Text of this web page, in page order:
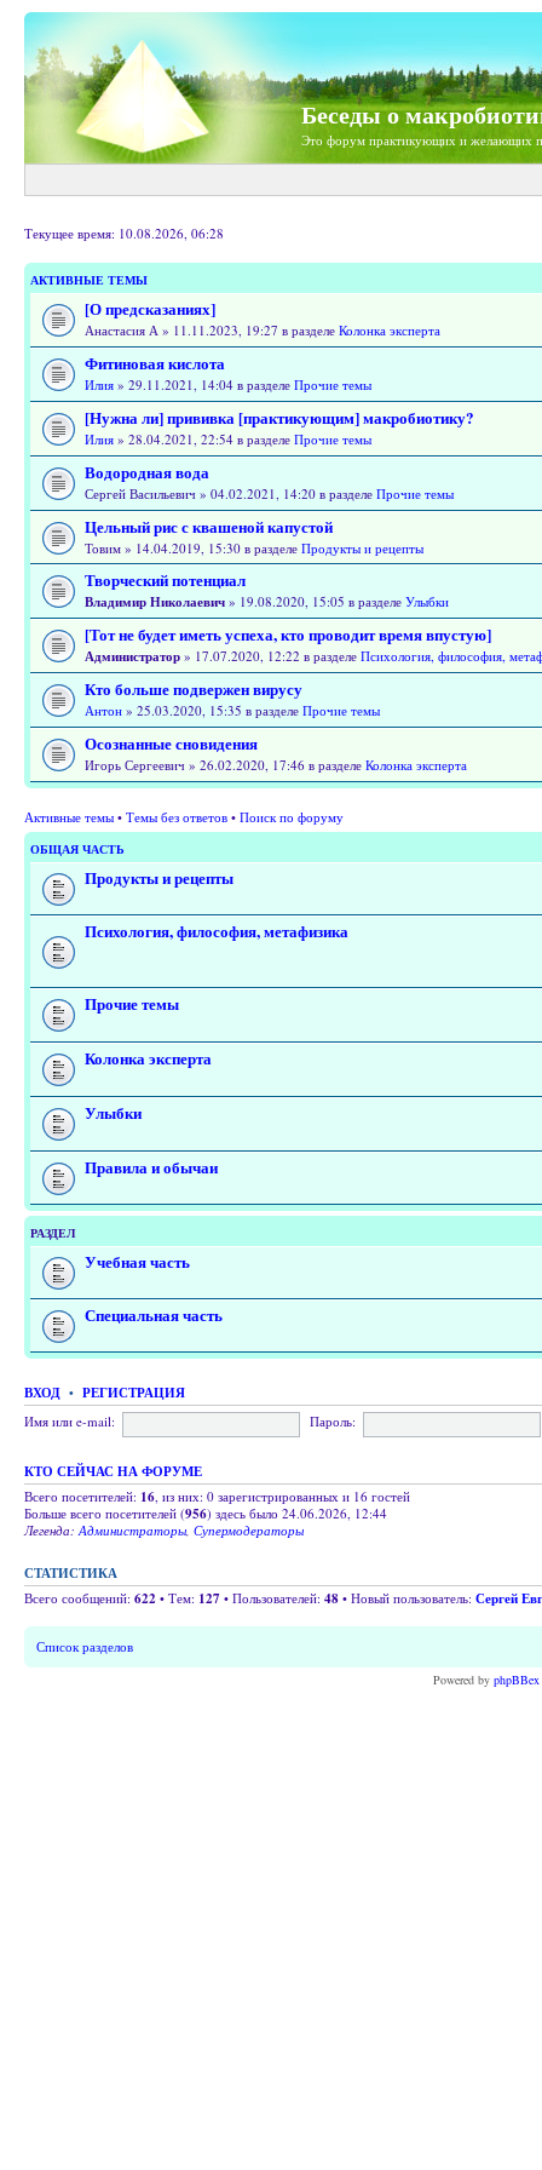
Беседы о
Это форум практикующих и желающих
Текущее время: 10.08.2026, 06:28
АКТИВНЫЕ ТЕМЫ
[О предсказаниях]
Анастасия А » 11.11.2023, 19:27 в разделе Колонка эксперта
Фитиновая кислота
Илия » 29.11.2021, 14:04 в разделе Прочие темы
[Нужна ли] прививка [практикующим] макробиотику?
Илия » 28.04.2021, 22:54 в разделе Прочие темы
Водородная вода
Сергей Васильевич » 04.02.2021, 14:20 в разделе Прочие темы
Цельный рис с квашеной капустой
Товим » 14.04.2019, 15:30 в разделе Продукты и рецепты
Творческий потенциал
Владимир Николаевич » 19.08.2020, 15:05 в разделе Улыбки
[Тот не будет иметь успеха, кто проводит время впустую]
Администратор » 17.07.2020, 12:22 в разделе Психология, философия,
Кто больше подвержен вирусу
Антон » 25.03.2020, 15:35 в разделе Прочие темы
Осознанные сновидения
Игорь Сергеевич » 26.02.2020, 17:46 в разделе Колонка эксперта
Активные темы • Темы без ответов • Поиск по форуму
ОБЩАЯ ЧАСТЬ
Продукты и рецепты
Психология, философия, метафизика
Прочие темы
Колонка эксперта
Улыбки
Правила и обычаи
РАЗДЕЛ
Учебная часть
Специальная часть
ВХОД • РЕГИСТРАЦИЯ
Имя или e-mail: Пароль:
КТО СЕЙЧАС НА ФОРУМЕ
Всего посетителей: 16 , из них: 0 зарегистрированных и 16 гостей
Больше всего посетителей (956) здесь было 24.06.2026, 12:44
Легенда: Администраторы Супермодераторы
СТАТИСТИКА
Всего сообщений: 622 • Тем: 127 • Пользователей: 48 • Новый пользователь: Сергей
Список разделов
Powered by phpBBex